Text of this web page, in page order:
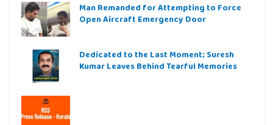
Man Remanded for Attempting to Force
Open Aircraft Emergency Door
Dedicated to the Last Moment; Suresh
Kumar Leaves Behind Tearful Memories